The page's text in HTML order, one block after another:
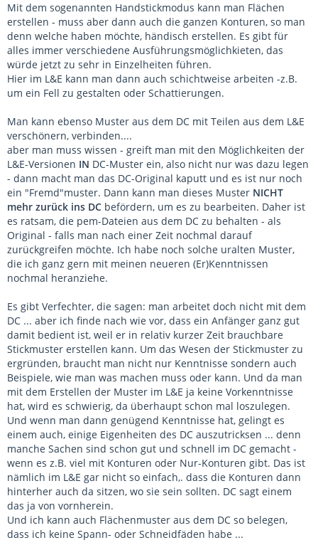
Mit dem sogenannten Handstickmodus kann man Flächen
erstellen - muss aber dann auch die ganzen Konturen, so man
denn welche haben möchte, händisch erstellen. Es gibt für
alles immer verschiedene Ausführungsmöglichkieten, das
würde jetzt zu sehr in Einzelheiten führen.
Hier im L&E kann man dann auch schichtweise arbeiten -z.B.
um ein Fell zu gestalten oder Schattierungen.
Man kann ebenso Muster aus dem DC mit Teilen aus dem L&E
verschönern, verbinden....
aber man muss wissen - greift man mit den Möglichkeiten der
L&E-Versionen IN DC-Muster ein, also nicht nur was dazu legen
- dann macht man das DC-Original kaputt und es ist nur noch
ein "Fremd"muster. Dann kann man dieses Muster NICHT
mehr zurück ins DC befördern, um es zu bearbeiten. Daher ist
es ratsam, die pem-Dateien aus dem DC zu behalten - als
Original - falls man nach einer Zeit nochmal darauf
zurückgreifen möchte. Ich habe noch solche uralten Muster,
die ich ganz gern mit meinen neueren (Er)Kenntnissen
nochmal heranziehe.
Es gibt Verfechter, die sagen: man arbeitet doch nicht mit dem
DC ... aber ich finde nach wie vor, dass ein Anfänger ganz gut
damit bedient ist, weil er in relativ kurzer Zeit brauchbare
Stickmuster erstellen kann. Um das Wesen der Stickmuster zu
ergründen, braucht man nicht nur Kenntnisse sondern auch
Beispiele, wie man was machen muss oder kann. Und da man
mit dem Erstellen der Muster im L&E ja keine Vorkenntnisse
hat, wird es schwierig, da überhaupt schon mal loszulegen.
Und wenn man dann genügend Kenntnisse hat, gelingt es
einem auch, einige Eigenheiten des DC auszutricksen ... denn
manche Sachen sind schon gut und schnell im DC gemacht -
wenn es z.B. viel mit Konturen oder Nur-Konturen gibt. Das ist
nämlich im L&E gar nicht so einfach,. dass die Konturen dann
hinterher auch da sitzen, wo sie sein sollten. DC sagt einem
das ja von vornherein.
Und ich kann auch Flächenmuster aus dem DC so belegen,
dass ich keine Spann- oder Schneidfäden habe ...